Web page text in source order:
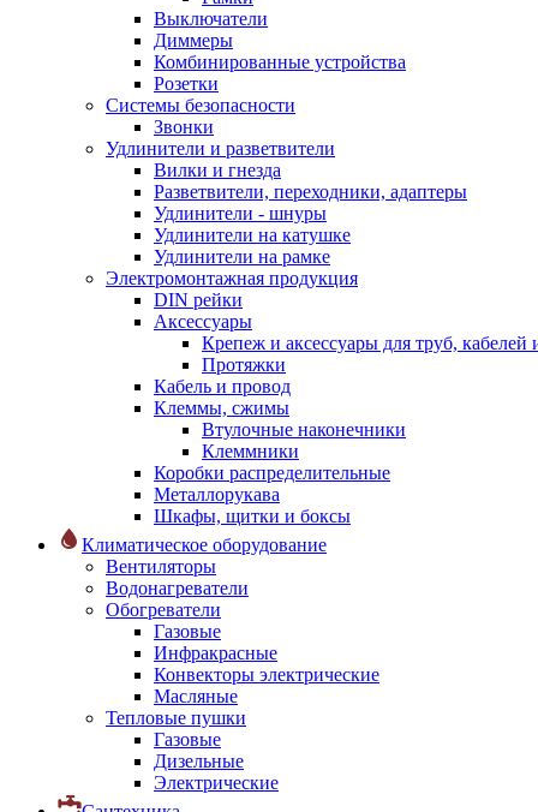
Выключатели
Диммеры
Комбинированные устройства
Розетки
Системы безопасности
Звонки
Удлинители и разветвители
Вилки и гнезда
Разветвители, переходники, адаптеры
Удлинители - шнуры
Удлинители на катушке
Удлинители на рамке
Электромонтажная продукция
DIN рейки
Аксессуары
Крепеж и аксессуары для труб, кабелей
Протяжки
Кабель и провод
Клеммы, сжимы
Втулочные наконечники
Клеммники
Коробки распределительные
Металлорукава
Шкафы, щитки и боксы
Климатическое оборудование
Вентиляторы
Водонагреватели
Обогреватели
Газовые
Инфракрасные
Конвекторы электрические
Масляные
Тепловые пушки
Газовые
Дизельные
Электрические